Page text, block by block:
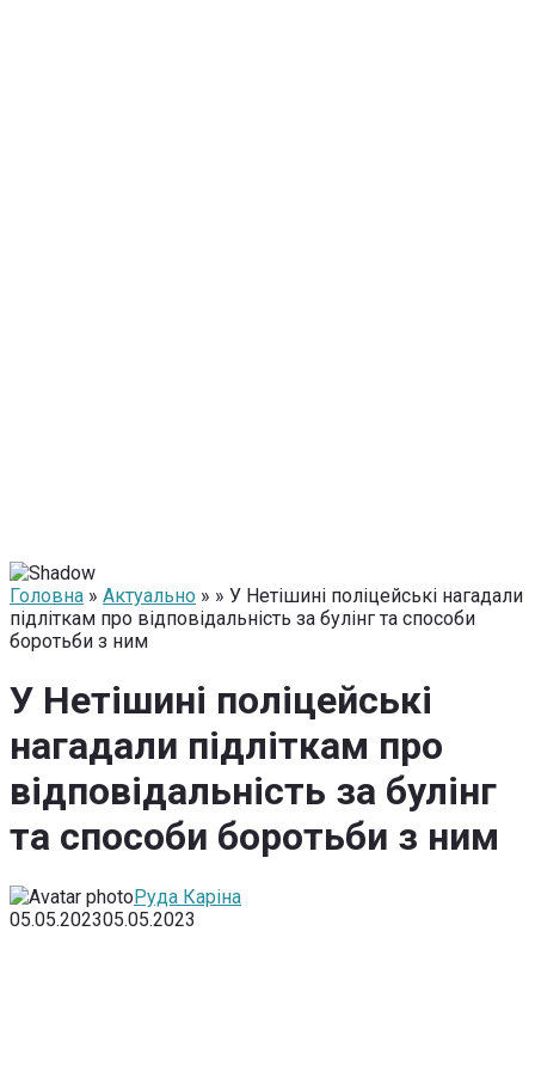
Головна » Актуально » » У Нетішині поліцейські нагадали
підліткам про відповідальність за булінг та способи
боротьби з ним
У Нетішині поліцейські
нагадали підліткам про
відповідальність за булінг
та способи боротьби з ним
Руда Каріна
05.05.202305.05.2023